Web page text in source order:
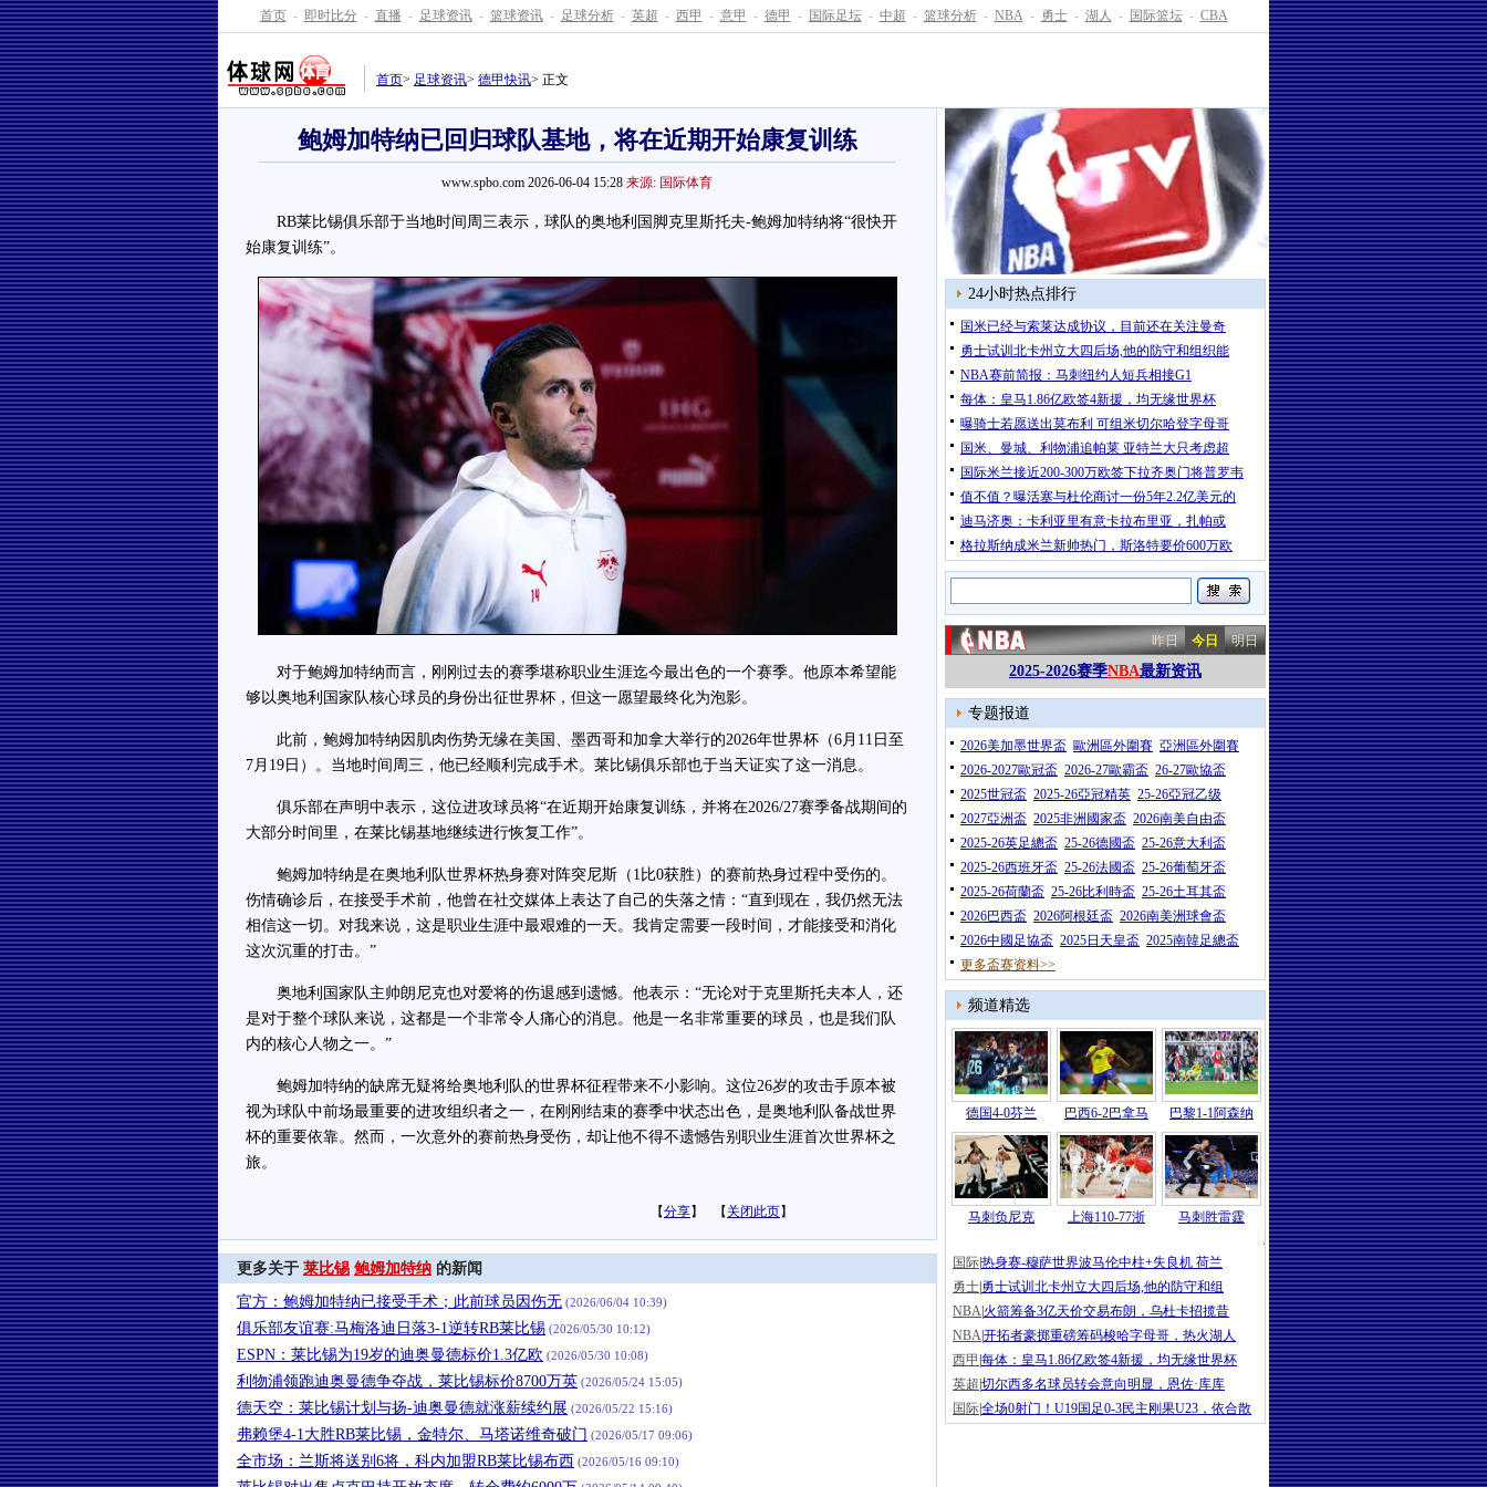
首页 - 即时比分 - 直播 - 足球资讯 - 篮球资讯 - 足球分析 - 英超 - 西甲 - 意甲 - 德甲 - 国际足坛 - 中超 - 篮球分析 - NBA - 勇士 - 湖人 - 国际篮坛 - CBA
首页> 足球资讯> 德甲快讯> 正文
鲍姆加特纳已回归球队基地，将在近期开始康复训练
www.spbo.com 2026-06-04 15:28 来源: 国际体育
RB莱比锡俱乐部于当地时间周三表示，球队的奥地利国脚克里斯托夫-鲍姆加特纳将“很快开
始康复训练”。
对于鲍姆加特纳而言，刚刚过去的赛季堪称职业生涯迄今最出色的一个赛季。他原本希望能
够以奥地利国家队核心球员的身份出征世界杯，但这一愿望最终化为泡影。
此前，鲍姆加特纳因肌肉伤势无缘在美国、墨西哥和加拿大举行的2026年世界杯（6月11日至
7月19日）。当地时间周三，他已经顺利完成手术。莱比锡俱乐部也于当天证实了这一消息。
俱乐部在声明中表示，这位进攻球员将“在近期开始康复训练，并将在2026/27赛季备战期间的
大部分时间里，在莱比锡基地继续进行恢复工作”。
鲍姆加特纳是在奥地利队世界杯热身赛对阵突尼斯（1比0获胜）的赛前热身过程中受伤的。
伤情确诊后，在接受手术前，他曾在社交媒体上表达了自己的失落之情：“直到现在，我仍然无法
相信这一切。对我来说，这是职业生涯中最艰难的一天。我肯定需要一段时间，才能接受和消化
这次沉重的打击。”
奥地利国家队主帅朗尼克也对爱将的伤退感到遗憾。他表示：“无论对于克里斯托夫本人，还
是对于整个球队来说，这都是一个非常令人痛心的消息。他是一名非常重要的球员，也是我们队
内的核心人物之一。”
鲍姆加特纳的缺席无疑将给奥地利队的世界杯征程带来不小影响。这位26岁的攻击手原本被
视为球队中前场最重要的进攻组织者之一，在刚刚结束的赛季中状态出色，是奥地利队备战世界
杯的重要依靠。然而，一次意外的赛前热身受伤，却让他不得不遗憾告别职业生涯首次世界杯之
旅。
【分享】 【 关闭此页】
更多关于 莱比锡 鲍姆加特纳 的新闻
官方：鲍姆加特纳已接受手术；此前球员因伤无 (2026/06/04 10:39)
俱乐部友谊赛:马梅洛迪日落3-1逆转RB莱比锡 (2026/05/30 10:12)
ESPN：莱比锡为19岁的迪奥曼德标价1.3亿欧 (2026/05/30 10:08)
利物浦领跑迪奥曼德争夺战，莱比锡标价8700万英 (2026/05/24 15:05)
德天空：莱比锡计划与扬-迪奥曼德就涨薪续约展 (2026/05/22 15:16)
弗赖堡4-1大胜RB莱比锡，金特尔、马塔诺维奇破门 (2026/05/17 09:06)
全市场：兰斯将送别6将，科内加盟RB莱比锡布西 (2026/05/16 09:10)
24小时热点排行
国米已经与索莱达成协议，目前还在关注曼奇
勇士试训北卡州立大四后场,他的防守和组织能
NBA赛前简报：马刺纽约人短兵相接G1
每体：皇马1.86亿欧签4新援，均无缘世界杯
曝骑士若愿送出莫布利 可组米切尔哈登字母哥
国米、曼城、利物浦追帕莱 亚特兰大只考虑超
国际米兰接近200-300万欧签下拉齐奥门将普罗韦
值不值？曝活塞与杜伦商讨一份5年2.2亿美元的
迪马济奥：卡利亚里有意卡拉布里亚，扎帕或
格拉斯纳成米兰新帅热门，斯洛特要价600万欧
昨日 今日 明日
2025-2026赛季NBA最新资讯
专题报道
2026美加墨世界盃 歐洲區外圍賽 亞洲區外圍賽
2026-2027歐冠盃 2026-27歐霸盃 26-27歐協盃
2025世冠盃 2025-26亞冠精英 25-26亞冠乙级
2027亞洲盃 2025非洲國家盃 2026南美自由盃
2025-26英足總盃 25-26德國盃 25-26意大利盃
2025-26西班牙盃 25-26法國盃 25-26葡萄牙盃
2025-26荷蘭盃 25-26比利時盃 25-26土耳其盃
2026巴西盃 2026阿根廷盃 2026南美洲球會盃
2026中國足協盃 2025日天皇盃 2025南韓足總盃
更多盃赛资料>>
频道精选
德国4-0芬兰 巴西6-2巴拿马 巴黎1-1阿森纳
马刺负尼克 上海110-77浙
马刺胜雷霆
NBA |NBA总决赛G1-马刺负尼克斯 文
国际热身赛-穆萨世界波马伦中柱+失良机 荷兰
勇士 勇士试训北卡州立大四后场,他的防守和组
NBA 火箭筹备3亿天价交易布朗，乌杜卡招揽昔
NBA开拓者豪掷重磅筹码梭哈字母哥，热火湖人
西甲 每体：皇马1.86亿欧签4新援，均无缘世界杯
英超 切尔西多名球员转会意向明显，恩佐·库库
国际全场0射门！U19国足0-3民主刚果U23，依合散